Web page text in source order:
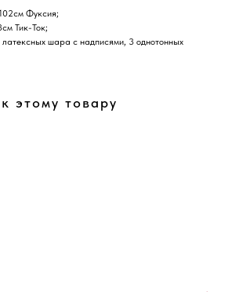
Фуксия;
Тик-Ток;
шара с надписями, 3 однотонных
этому товару